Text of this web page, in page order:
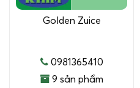
Golden Zuice
0981365410
9 sản phẩm